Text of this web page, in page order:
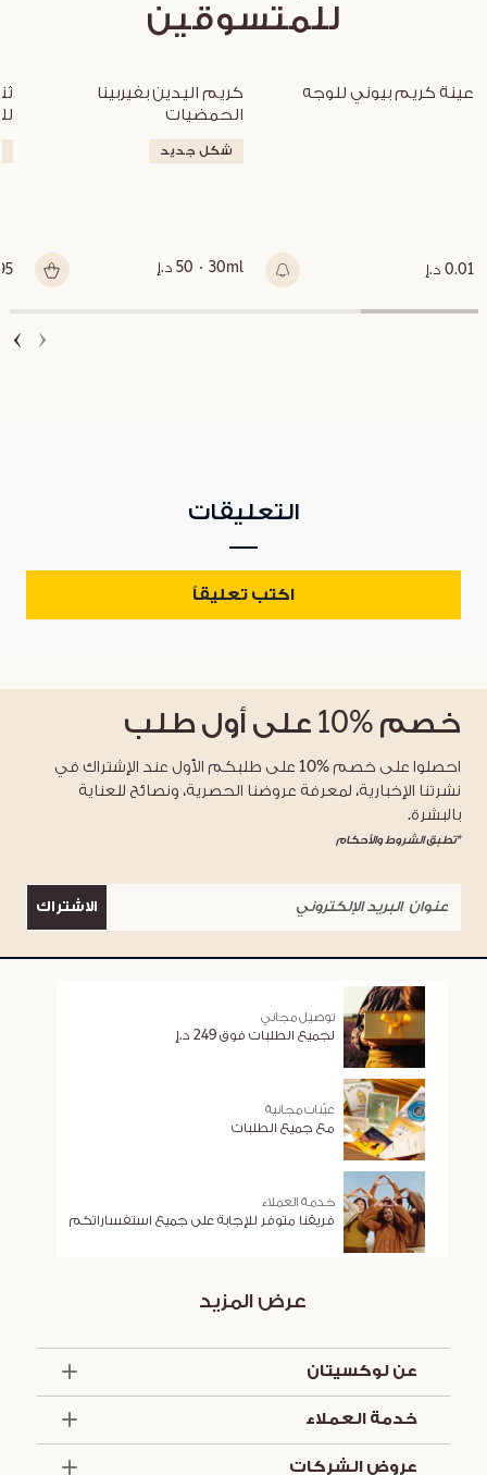
للمتسوقين
عينة كريم بيوني للوجه
0.01 د.إ
الحمضيات
شكل جديد
30ml 50 د.إ
التعليقات
اكتب تعليقاً
خصم %10 على أول طلب
احصلوا على خصم %10 على طلبكم الأول عند الإشتراك في
نشرتنا الإخبارية، لمعرفة عروضنا الحصرية، ونصائح للعناية
بالبشرة.
*تطبق الشروط والأحكام
الاشتراك
توصيل مجاني
لجميع الطلبات فوق 249 د.إ
عيّنات مجانية
مع جميع الطلبات
خدمة العملاء
فريقنا متوفر للإجابة على جميع استفساراتكم
عرض المزيد
عن لوكسيتان
العروض والخدمات
خدمة العملاء
عروض الشركات